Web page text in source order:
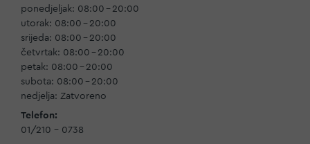
ponedjeljak: 08:00 – 20:00
utorak: 08:00 – 20:00
srijeda: 08:00 – 20:00
četvrtak: 08:00 – 20:00
petak: 08:00 – 20:00
subota: 08:00 – 20:00
nedjelja: Zatvoreno
Telefon:
01/210 - 0738